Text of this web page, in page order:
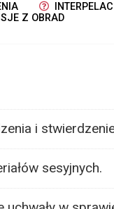
Z OBRAD
i
sesyjnych.